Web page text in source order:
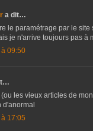
a dit…
le paramétrage par le
je n'arrive toujours pas à
09:50
(ou les vieux articles de
d'anormal
17:05